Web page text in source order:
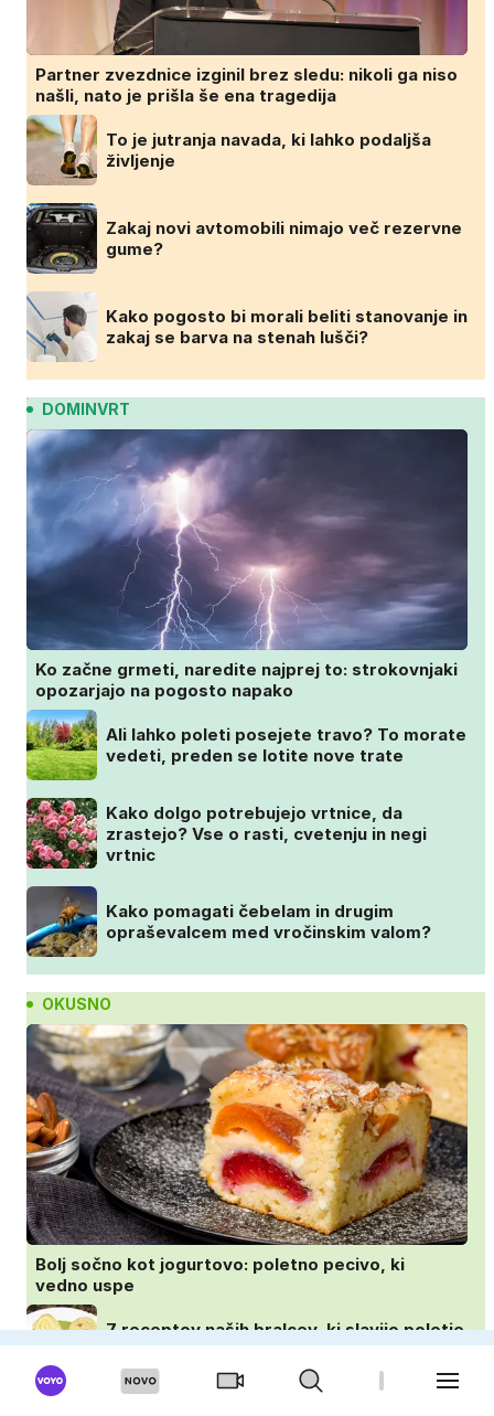
Partner zvezdnice izginil brez sledu: nikoli ga niso
našli, nato je prišla še ena tragedija
To je jutranja navada, ki lahko podaljša
življenje
Zakaj novi avtomobili nimajo več rezervne
gume?
Kako pogosto bi morali beliti stanovanje in
zakaj se barva na stenah lušči?
DOMINVRT
Ko začne grmeti, naredite najprej to: strokovnjaki
opozarjajo na pogosto napako
Ali lahko poleti posejete travo? To morate
vedeti, preden se lotite nove trate
Kako dolgo potrebujejo vrtnice, da
zrastejo? Vse o rasti, cvetenju in negi
vrtnic
Kako pomagati čebelam in drugim
opraševalcem med vročinskim valom?
OKUSNO
Bolj sočno kot jogurtovo: poletno pecivo, ki
vedno uspe
7 receptov naših bralcev, ki slavijo poletje
in tradicijo